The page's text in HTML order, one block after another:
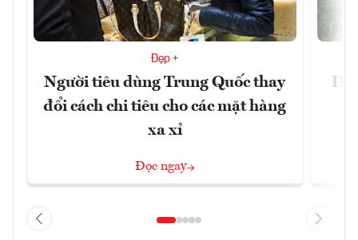
Đẹp +
Người tiêu dùng Trung Quốc thay
đổi cách chi tiêu cho các mặt hàng
xa xỉ
Đọc ngay
Du